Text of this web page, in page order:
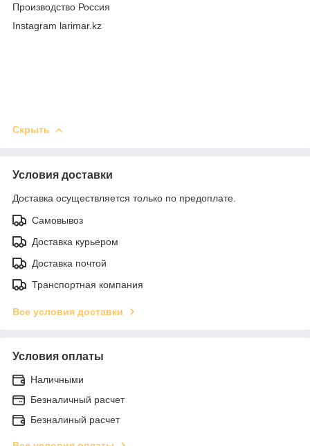
Производство Россия
Instagram larimar.kz
Скрыть
Условия доставки
Доставка осуществляется только по предоплате.
Самовывоз
Доставка курьером
Доставка почтой
Транспортная компания
Все условия доставки
Условия оплаты
Наличными
Безналичный расчет
Безналиный расчет